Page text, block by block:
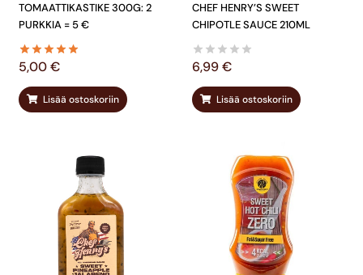
TOMAATTIKASTIKE 300G: 2
PURKKIA = 5 €
5,00€
Lisää ostoskoriin
CHEF HENRY’S SWEET
CHIPOTLE SAUCE 210ML
6,99€
Lisää ostoskoriin